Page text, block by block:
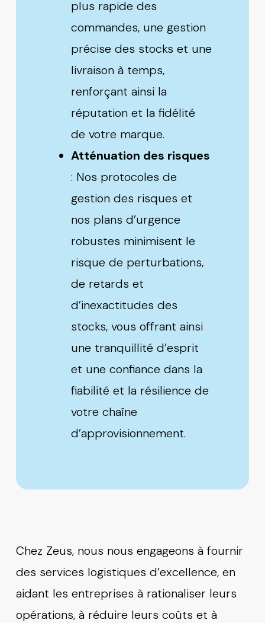
plus rapide des
commandes, une gestion
précise des stocks et une
livraison à temps,
renforçant ainsi la
réputation et la fidélité
de votre marque.
Atténuation des risques
: Nos protocoles de
gestion des risques et
nos plans d’urgence
robustes minimisent le
risque de perturbations,
de retards et
d’inexactitudes des
stocks, vous offrant ainsi
une tranquillité d’esprit
et une confiance dans la
fiabilité et la résilience de
votre chaîne
d’approvisionnement.
Chez Zeus, nous nous engageons à fournir
des services logistiques d’excellence, en
aidant les entreprises à rationaliser leurs
opérations, à réduire leurs coûts et à